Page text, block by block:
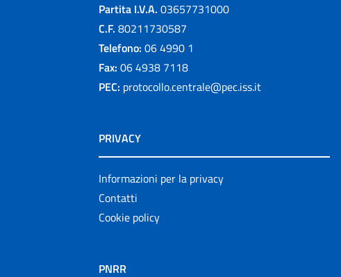
Partita I.V.A. 03657731000
C.F. 80211730587
Telefono: 06 4990 1
Fax: 06 4938 7118
PEC: protocollo.centrale@pec.iss.it
PRIVACY
Informazioni per la privacy
Contatti
Cookie policy
PNRR